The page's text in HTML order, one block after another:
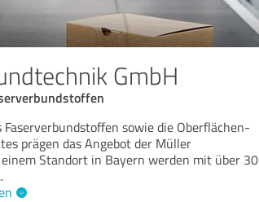
GmbH
sowie die Oberflächen-
prägen das Angebot der Müller
Standort in Bayern werden mit über 30